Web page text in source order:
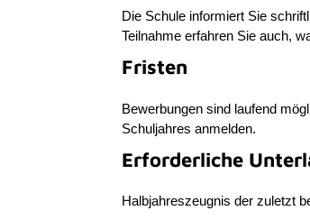
Die Schule informiert Sie
Teilnahme erfahren Sie auch,
Fristen
Bewerbungen sind laufend
Schuljahres anmelden.
Erforderliche
Halbjahreszeugnis der zuletzt